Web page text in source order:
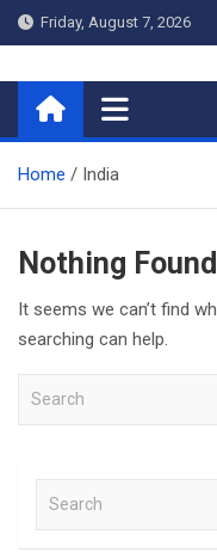
Skip
to
Friday, August 7, 2026
Home
Home India
Nothing Found
It seems we can’t find
searching can help.
a